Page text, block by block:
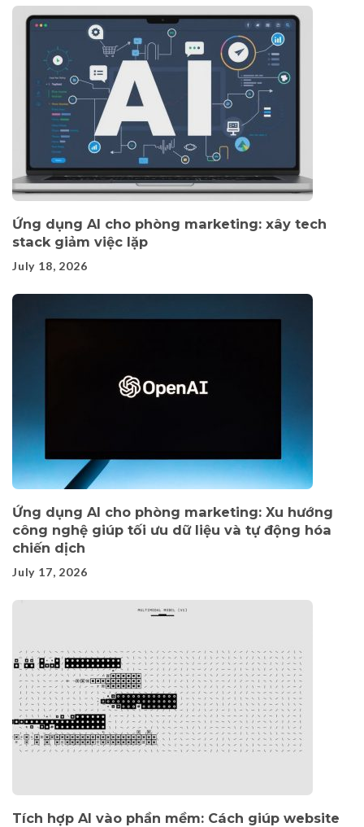
Ứng dụng AI cho phòng marketing: xây tech
stack giảm việc lặp
July 18, 2026
Ứng dụng AI cho phòng marketing: Xu hướng
công nghệ giúp tối ưu dữ liệu và tự động hóa
chiến dịch
July 17, 2026
Tích hợp AI vào phần mềm: Cách giúp website